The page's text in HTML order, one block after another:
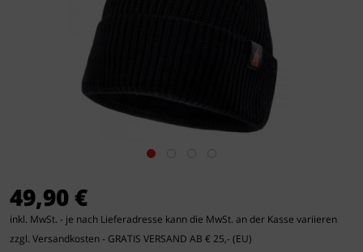
49,90 €
inkl. MwSt. - je nach Lieferadresse kann die MwSt. an der Kasse variieren
zzgl. Versandkosten- GRATIS VERSAND AB € 25,- (EU)